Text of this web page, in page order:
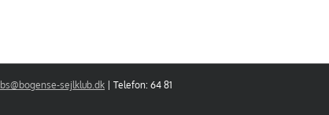
bs@bogense-sejlklub.dk | Telefon: 64 81